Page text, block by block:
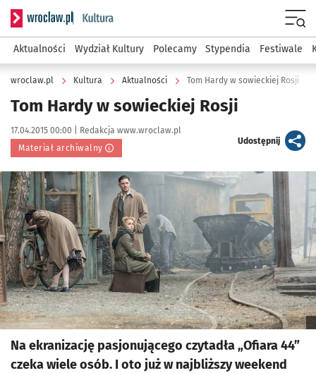
Serwis informacyjny wroclaw.pl podserwis: Kultura
Aktualności Wydział Kultury Polecamy Stypendia Festiwale
wroclaw.pl Kultura Aktualności Tom Hardy w sowieckiej Rosji
Tom Hardy w sowieckiej Rosji
Data publikacji:
17.04.2015 00:00 | Autor:
Redakcja www.wroclaw.pl
Materiał archiwalny
Udostępnijartykuł
Kliknij, aby powiększyć
Na ekranizację pasjonującego czytadła „Ofiara 44”
czeka wiele osób. I oto już w najbliższy weekend